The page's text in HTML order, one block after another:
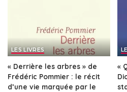
LES LIVRES
« Derrière les arbres » de
Frédéric Pommier : le récit
d’une vie marquée par le
«